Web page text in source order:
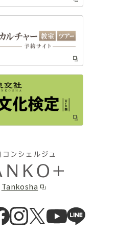
Tankosha